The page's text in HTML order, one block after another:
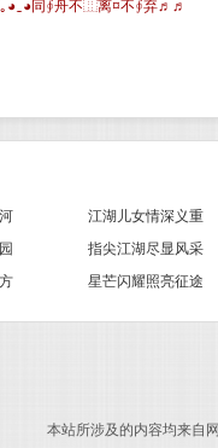
◕‿◕同∮舟不⿲离¤不∮弃♬♬
江湖儿女情深义重
指尖江湖尽显风采
星芒闪耀照亮征途
本站所涉及的内容均来自